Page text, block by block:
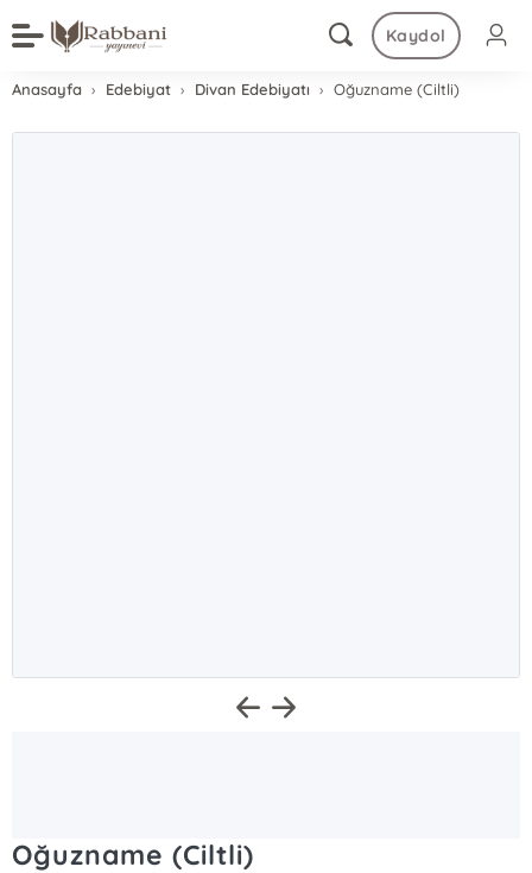
Kaydol
Anasayfa Edebiyat Divan Edebiyatı Oğuzname (Ciltli)
Oğuzname (Ciltli)